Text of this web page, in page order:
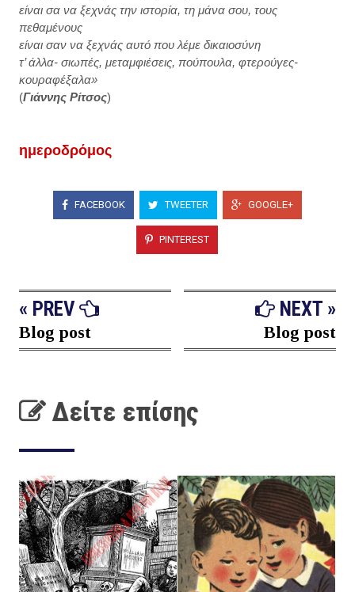
είναι σα να ξεχνάς την ιστορία, τη μάνα σου, τους
πεθαμένους
είναι σαν να ξεχνάς αυτό που λέμε δικαιοσύνη
τ’ άλλα- σιωπές, μεταμφιέσεις, πούπουλα, φτερούγες-
κουραφέξαλα»
(Γιάννης Ρίτσος)
ημεροδρόμος
FACEBOOK TWEETER GOOGLE+
PINTEREST
« PREV
Blog post
NEXT »
Blog post
Δείτε επίσης